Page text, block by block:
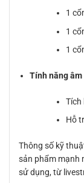
1
1
1
Tính năng âm
Tích
Hỗ
Thông số kỹ
sản phẩm mạnh
sử dụng, từ